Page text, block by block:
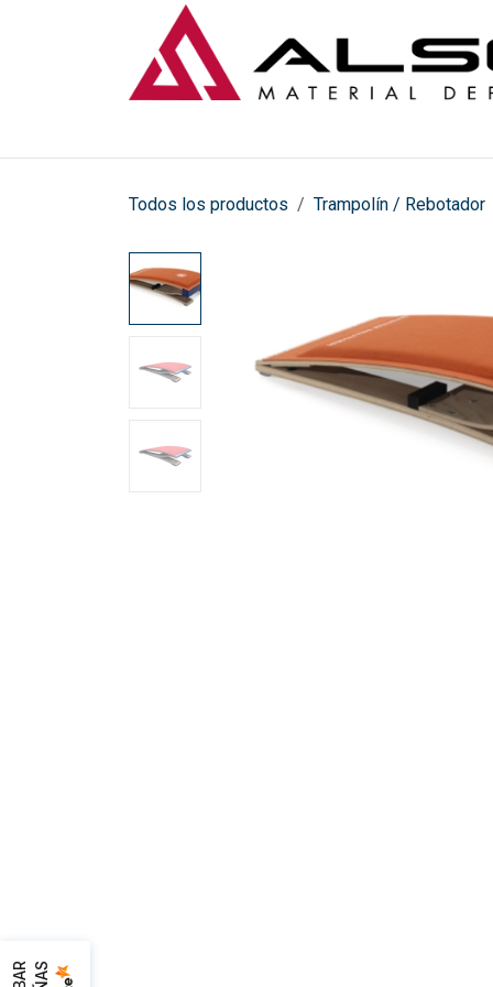
Todos los productos Trampolín / Rebotador